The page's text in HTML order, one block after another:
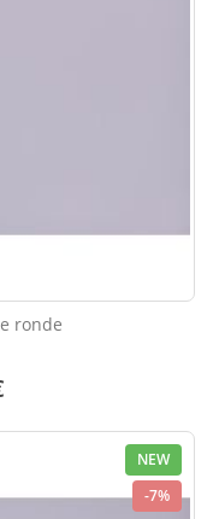
ronde
NEW
-7%